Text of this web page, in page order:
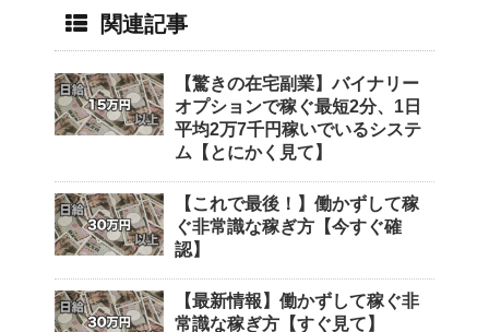
関連記事
【驚きの在宅副業】バイナリー
オプションで稼ぐ最短2分、1日
平均2万7千円稼いでいるシステ
ム【とにかく見て】
【これで最後！】働かずして稼
ぐ非常識な稼ぎ方【今すぐ確
認】
【最新情報】働かずして稼ぐ非
常識な稼ぎ方【すぐ見て】